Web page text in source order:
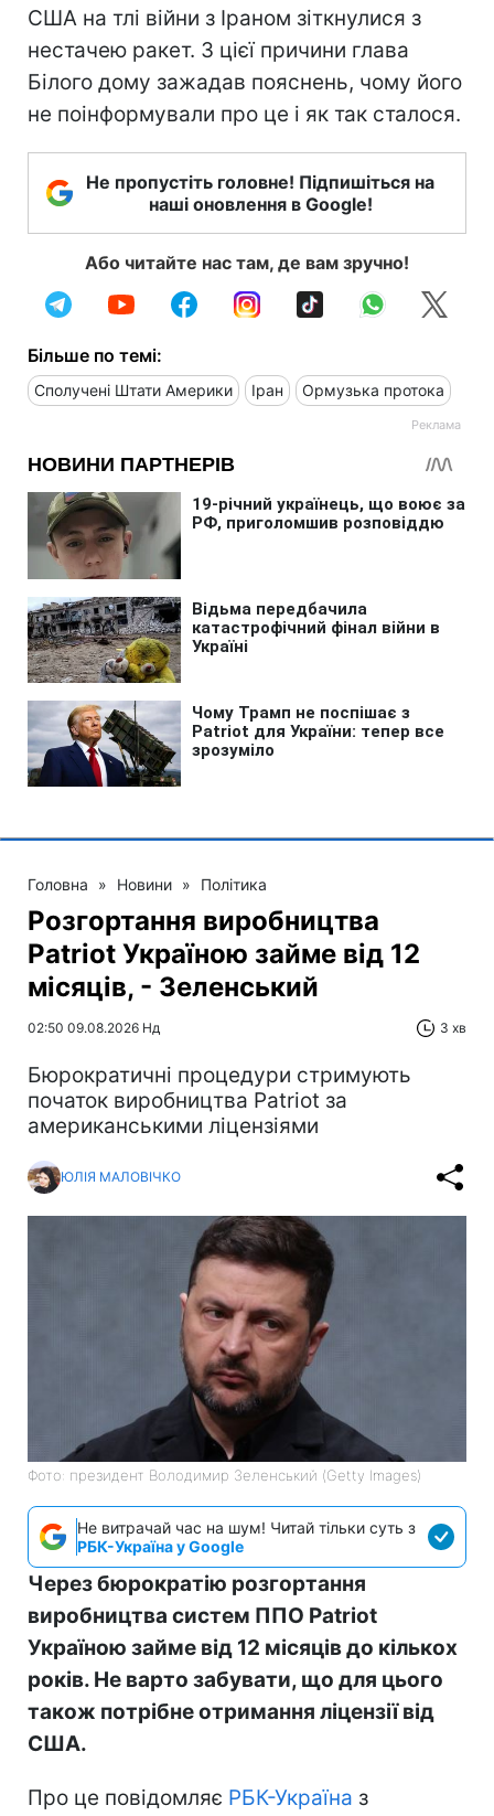
США на тлі війни з Іраном зіткнулися з
нестачею ракет. З цієї причини глава
Білого дому зажадав пояснень, чому його
не поінформували про це і як так сталося.
Не пропустіть головне! Підпишіться на
наші оновлення в Google!
Або читайте нас там, де вам зручно!
Більше по темі:
Сполучені Штати Америки Іран Ормузька протока
Головна » Новини » Політика
Розгортання виробництва
Patriot Україною займе від 12
місяців, - Зеленський
02:50 09.08.2026 Нд 3 хв
Бюрократичні процедури стримують
початок виробництва Patriot за
американськими ліцензіями
ЮЛІЯ МАЛОВІЧКО
Фото: президент Володимир Зеленський (Getty Images)
Не витрачай час на шум! Читай тільки суть з
РБК-Україна у Google
Через бюрократію розгортання
виробництва систем ППО Patriot
Україною займе від 12 місяців до кількох
років. Не варто забувати, що для цього
також потрібне отримання ліцензії від
США.
Про це повідомляє РБК-Україна з